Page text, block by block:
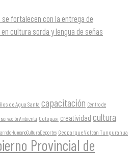
fortalecen con la entrega de
cultura sorda y lengua de señas
de Agua Santa capacitación Centro de
Cotopaxi creatividad cultura
Geoparque Volcán Tungurahua
Provincial de